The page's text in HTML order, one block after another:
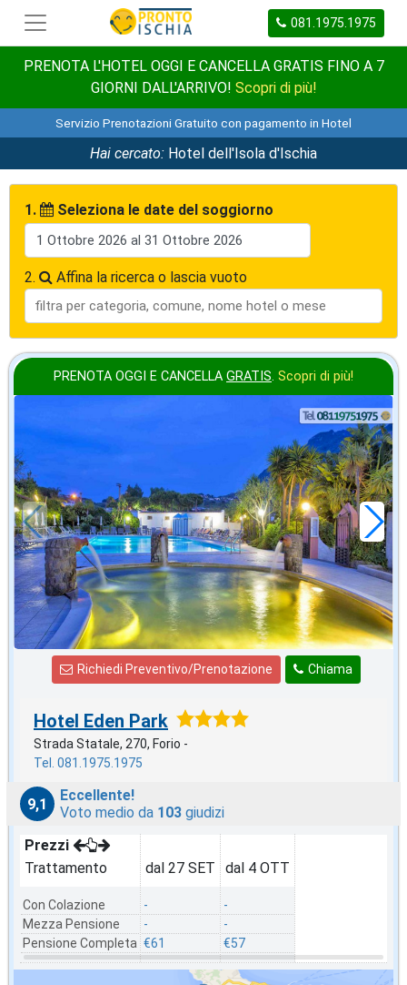
081.1975.1975
PRENOTA L'HOTEL OGGI E CANCELLA GRATIS FINO A 7
GIORNI DALL'ARRIVO! Scopri di più!
Servizio Prenotazioni Gratuito con pagamento in Hotel
Hai cercato: Hotel dell'Isola d'Ischia
1. Seleziona le date del soggiorno
2. Affina la ricerca o lascia vuoto
PRENOTA OGGI E CANCELLA GRATIS. Scopri di più!
in offerta da
€57,00
a notte
Chiama
Richiedi Preventivo/Prenotazione
Hotel Eden Park
Strada Statale, 270, Forio -
Tel. 081.1975.1975
9,1
Eccellente!
Voto medio da 103 giudizi
Prezzi
Trattamento
Con Colazione
Mezza Pensione
Pensione Completa
dal 27 SET
-
-
€61
dal 4 OTT
-
-
€57